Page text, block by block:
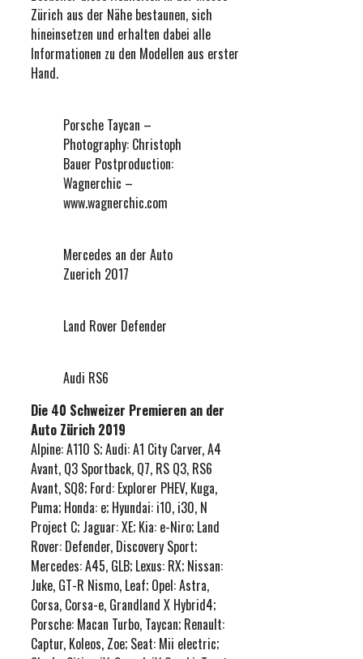
Zürich aus der Nähe bestaunen, sich
hineinsetzen und erhalten dabei alle
Informationen zu den Modellen aus erster
Hand.
Porsche Taycan –
Photography: Christoph
Bauer Postproduction:
Wagnerchic –
www.wagnerchic.com
Mercedes an der Auto
Zuerich 2017
Land Rover Defender
Audi RS6
Die 40 Schweizer Premieren an der
Auto Zürich 2019
Alpine: A110 S; Audi: A1 City Carver, A4
Avant, Q3 Sportback, Q7, RS Q3, RS6
Avant, SQ8; Ford: Explorer PHEV, Kuga,
Puma; Honda: e; Hyundai: i10, i30, N
Project C; Jaguar: XE; Kia: e-Niro; Land
Rover: Defender, Discovery Sport;
Mercedes: A45, GLB; Lexus: RX; Nissan:
Juke, GT-R Nismo, Leaf; Opel: Astra,
Corsa, Corsa-e, Grandland X Hybrid4;
Porsche: Macan Turbo, Taycan; Renault:
Captur, Koleos, Zoe; Seat: Mii electric;